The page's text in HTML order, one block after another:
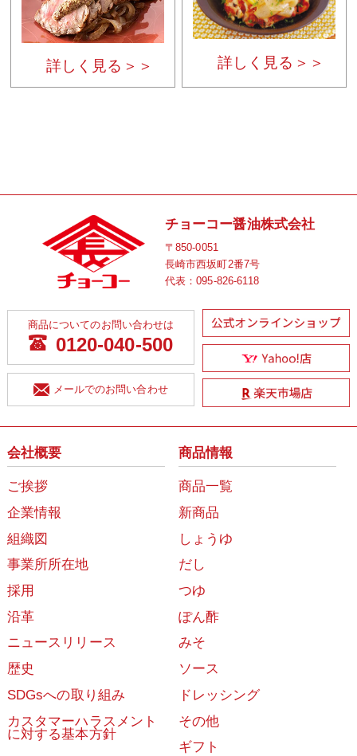
詳しく見る＞＞ 詳しく見る＞＞
チョーコー醤油株式会社
〒850-0051
長崎市西坂町2番7号
代表：095-826-6118
商品についてのお問い合わせは
0120-040-500
メールでのお問い合わせ
会社概要
ご挨拶
企業情報
組織図
事業所所在地
採用
沿革
ニュースリリース
歴史
SDGsへの取り組み
カスタマーハラスメント
に対する基本方針
商品情報
商品一覧
新商品
しょうゆ
だし
つゆ
ぽん酢
みそ
ソース
ドレッシング
その他
ギフト